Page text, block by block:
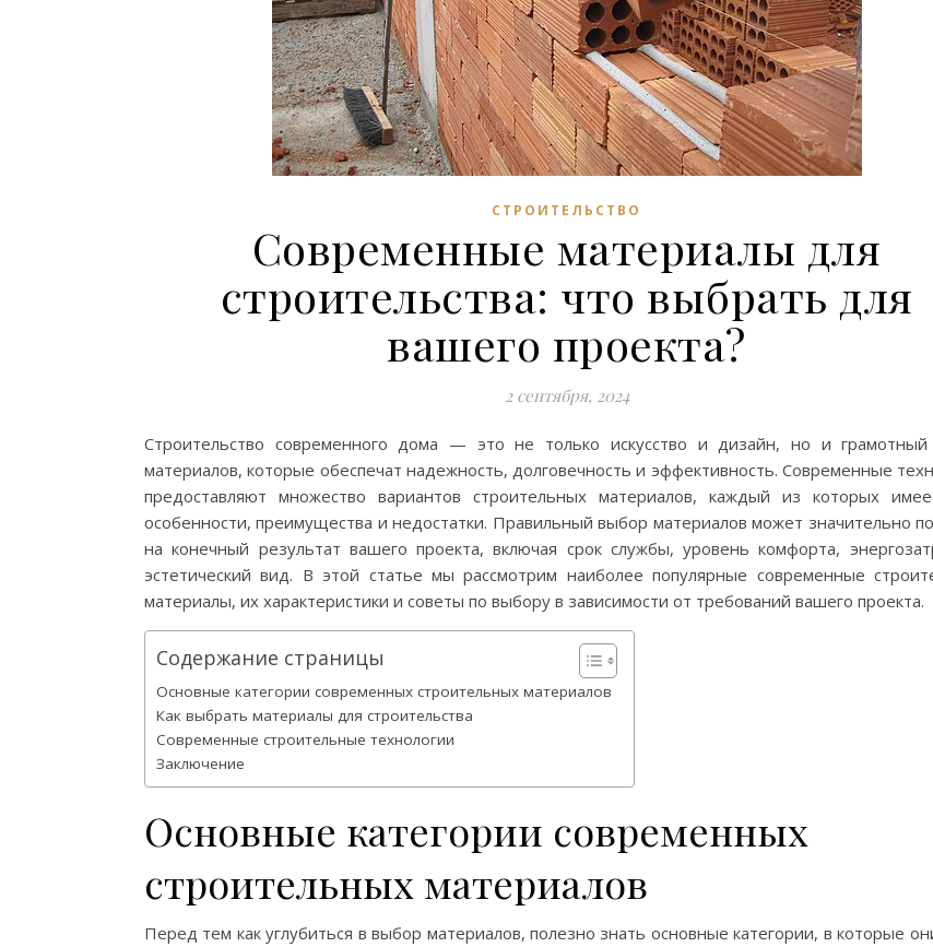
СТРОИТЕЛЬСТВО
Современные материалы для
строительства: что выбрать для
вашего проекта?
2 сентября, 2024
Строительство современного дома — это не только искусство и дизайн, но и
материалов, которые обеспечат надежность, долговечность и эффективность. Современные
предоставляют множество вариантов строительных материалов, каждый из которых
особенности, преимущества и недостатки. Правильный выбор материалов может значительно
на конечный результат вашего проекта, включая срок службы, уровень комфорта,
эстетический вид. В этой статье мы рассмотрим наиболее популярные современные
материалы, их характеристики и советы по выбору в зависимости от требований вашего проекта.
Содержание страницы
Основные категории современных строительных материалов
Как выбрать материалы для строительства
Современные строительные технологии
Заключение
Основные категории современных
строительных материалов
Перед тем как углубиться в выбор материалов, полезно знать основные категории, в которые